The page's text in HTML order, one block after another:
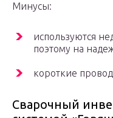
Минусы:
используются
поэтому на
короткие
Сварочный